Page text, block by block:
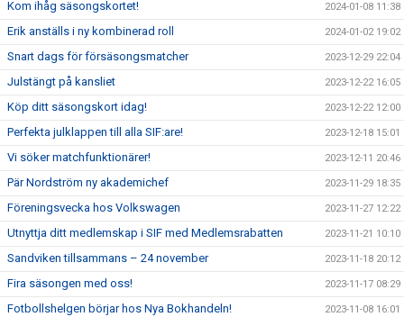
Kom ihåg säsongskortet! 2024-01-08 11:38
Erik anställs i ny kombinerad roll 2024-01-02 19:02
Snart dags för försäsongsmatcher 2023-12-29 22:04
Julstängt på kansliet 2023-12-22 16:05
Köp ditt säsongskort idag! 2023-12-22 12:00
Perfekta julklappen till alla SIF:are! 2023-12-18 15:01
Vi söker matchfunktionärer! 2023-12-11 20:46
Pär Nordström ny akademichef 2023-11-29 18:35
Föreningsvecka hos Volkswagen 2023-11-27 12:22
Utnyttja ditt medlemskap i SIF med Medlemsrabatten 2023-11-21 10:10
Sandviken tillsammans – 24 november 2023-11-18 20:12
Fira säsongen med oss! 2023-11-17 08:29
Fotbollshelgen börjar hos Nya Bokhandeln! 2023-11-08 16:01